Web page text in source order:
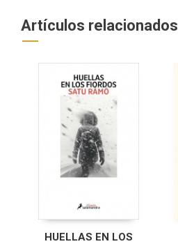
Artículos relacionados
HUELLAS EN LOS